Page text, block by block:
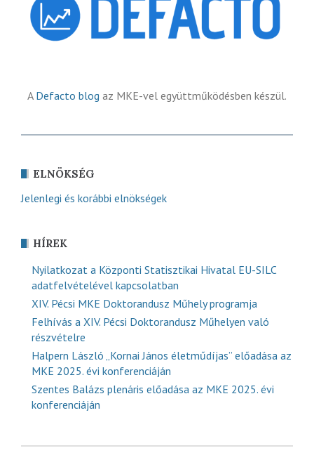
A Defacto blog az MKE-vel együttműködésben készül.
ELNÖKSÉG
Jelenlegi és korábbi elnökségek
HÍREK
Nyilatkozat a Központi Statisztikai Hivatal EU-SILC
adatfelvételével kapcsolatban
XIV. Pécsi MKE Doktorandusz Műhely programja
Felhívás a XIV. Pécsi Doktorandusz Műhelyen való
részvételre
Halpern László „Kornai János életműdíjas” előadása az
MKE 2025. évi konferenciáján
Szentes Balázs plenáris előadása az MKE 2025. évi
konferenciáján